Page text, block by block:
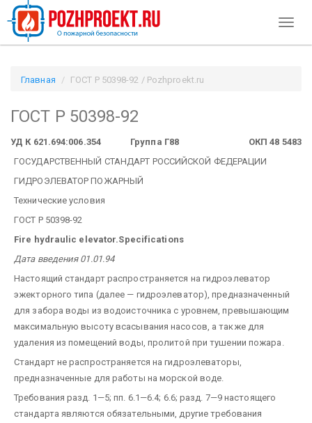
Главная ГОСТ Р 50398-92 / Pozhproekt.ru
ГОСТ Р 50398-92
УД К 621.694:006.354 Группа Г88
ОКП 48 5483
ГОСУДАРСТВЕННЫЙ СТАНДАРТ РОССИЙСКОЙ ФЕДЕРАЦИИ
ГИДРОЭЛЕВАТОР ПОЖАРНЫЙ
Технические условия
ГОСТ Р 50398-92
Fire hydraulic elevator.Specifications
Дата введения 01.01.94
Настоящий стандарт распространяется на гидроэлеватор
эжекторного типа (далее — гидроэлеватор), предназначенный
для забора воды из водоисточника с уровнем, превышающим
максимальную высоту всасывания насосов, а также для
удаления из помещений воды, пролитой при тушении пожара.
Стандарт не распространяется на гидроэлеваторы,
предназначенные для работы на морской воде.
Требования разд. 1—5; пп. 6.1—6.4; 6.6; разд. 7—9 настоящего
стандарта являются обязательными, другие требования